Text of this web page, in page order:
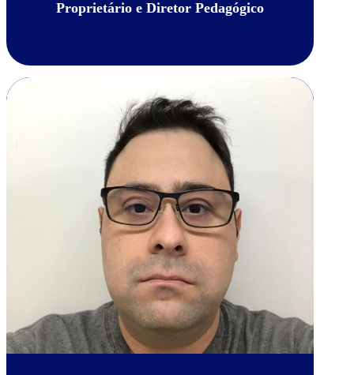
Proprietário e Diretor Pedagógico